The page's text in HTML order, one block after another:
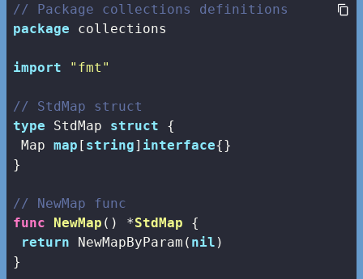
// Package collections definitions
package collections
import "fmt"
// StdMap struct
type StdMap struct {
Map map [ string] interface{}
}
// NewMap func
func
NewMap () *StdMap {
return NewMapByParam( nil )
}